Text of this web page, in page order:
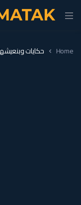
Home حكايات